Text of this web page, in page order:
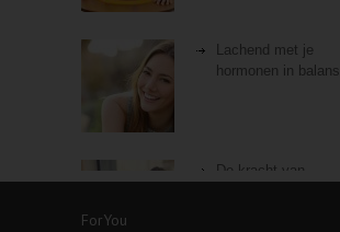
Lachend met je
hormonen in balans
De kracht van
ForYou